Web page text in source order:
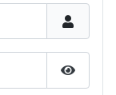
Show